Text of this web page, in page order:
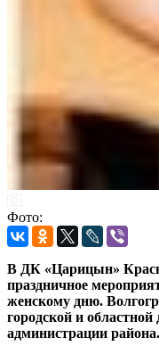
Фото:
В ДК «Царицын»
праздничное
женскому дню.
городской и
администрации района.